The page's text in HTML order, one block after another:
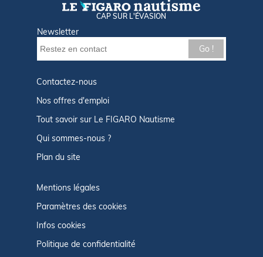
CAP SUR L'ÉVASION
Newsletter
Go !
Contactez-nous
Nos offres d'emploi
Tout savoir sur Le FIGARO Nautisme
Qui sommes-nous ?
Plan du site
Mentions légales
Paramètres des cookies
Infos cookies
Politique de confidentialité